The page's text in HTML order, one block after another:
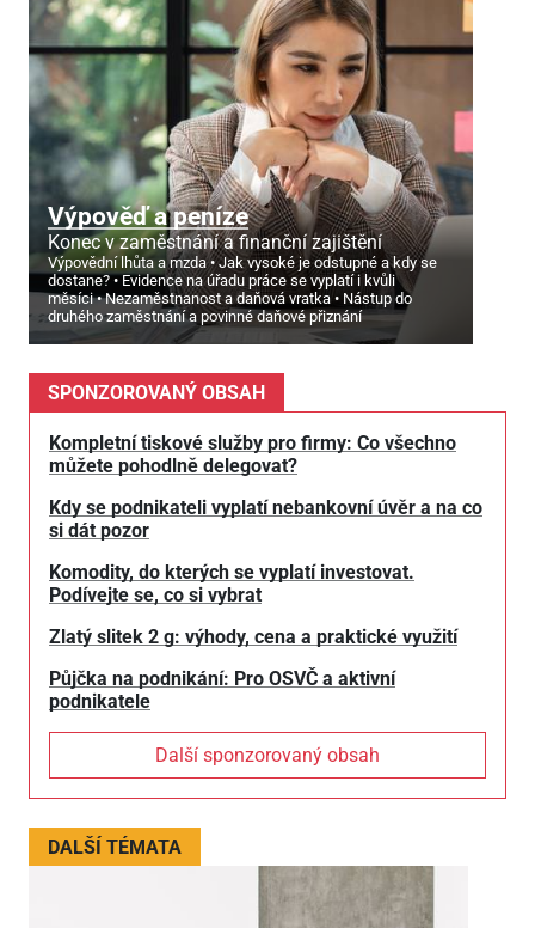
Výpověď a peníze
Konec v zaměstnání a finanční zajištění
Výpovědní lhůta a mzda
Jak vysoké je odstupné a kdy se
dostane?
Evidence na úřadu práce se vyplatí i kvůli
měsíci
Nezaměstnanost a daňová vratka
Nástup do
druhého zaměstnání a povinné daňové přiznání
SPONZOROVANÝ OBSAH
Kompletní tiskové služby pro firmy: Co všechno
můžete pohodlně delegovat?
Kdy se podnikateli vyplatí nebankovní úvěr a na co
si dát pozor
Komodity, do kterých se vyplatí investovat.
Podívejte se, co si vybrat
Zlatý slitek 2 g: výhody, cena a praktické využití
Půjčka na podnikání: Pro OSVČ a aktivní
podnikatele
Další sponzorovaný obsah
DALŠÍ TÉMATA